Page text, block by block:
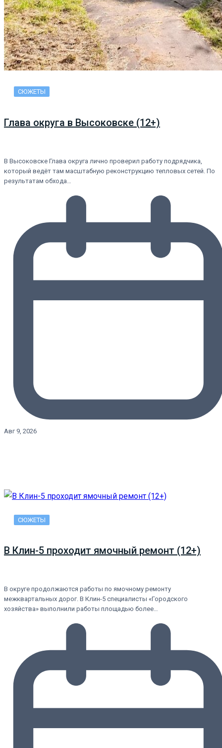
СЮЖЕТЫ
Глава округа в Высоковске (12+)
В Высоковске Глава округа лично проверил работу подрядчика,
который ведёт там масштабную реконструкцию тепловых сетей. По
результатам обхода…
Авг 9, 2026
СЮЖЕТЫ
В Клин-5 проходит ямочный ремонт (12+)
В округе продолжаются работы по ямочному ремонту
межквартальных дорог. В Клин-5 специалисты «Городского
хозяйства» выполнили работы площадью более…